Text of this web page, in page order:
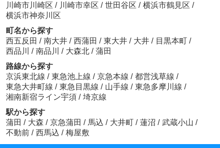
川崎市川崎区 / 川崎市幸区 / 世田谷区 / 横浜市鶴見区 /
横浜市神奈川区
町名から探す
西五反田 / 南大井 / 西蒲田 / 東大井 / 大井 / 目黒本町 /
西品川 / 南品川 / 大森北 / 蒲田
路線から探す
京浜東北線 / 東急池上線 / 京急本線 / 都営浅草線 /
東急大井町線 / 東急目黒線 / 山手線 / 東急多摩川線 /
湘南新宿ライン宇須 / 埼京線
駅から探す
蒲田 / 大森 / 京急蒲田 / 馬込 / 大井町 / 蓮沼 / 武蔵小山 /
不動前 / 西馬込 / 梅屋敷